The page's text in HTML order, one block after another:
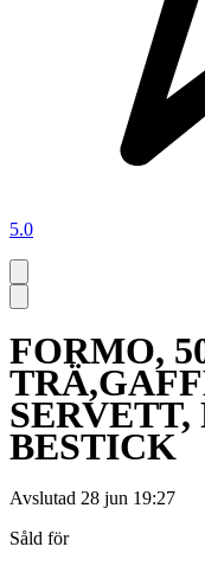
5.0
FORMO,
BESTICK
Avslutad 28 jun 19:27
Såld för